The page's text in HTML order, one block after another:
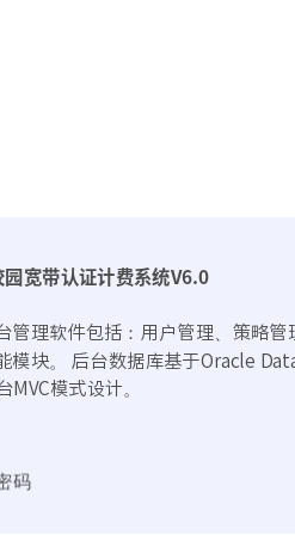
宽带认证计费系统V6.0
管理软件包括：用户管理、策略
模块。 后台数据库基于Oracle
MVC模式设计。
码